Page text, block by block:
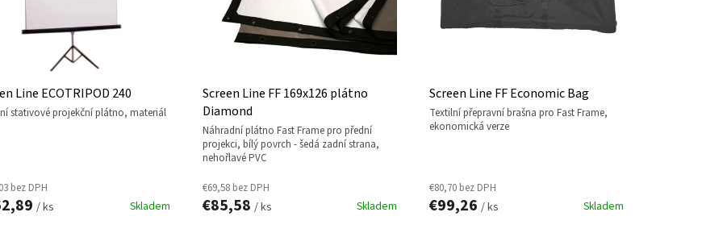
Line ECOTRIPOD 240
Skladem
bez DPH
/ ks
Screen Line FF 169x126 plátno
Diamond
náhradní plátno Fast Frame pro přední
projekci, bílý povrch - šedá zadní strana,
nehořlavé PVC
Skladem
€69,58 bez DPH
€85,58 / ks
Screen Line FF Economic Bag
textilní přepravní brašna pro Fast Frame,
ekonomická verze
Skladem
€80,70 bez DPH
€99,26 / ks